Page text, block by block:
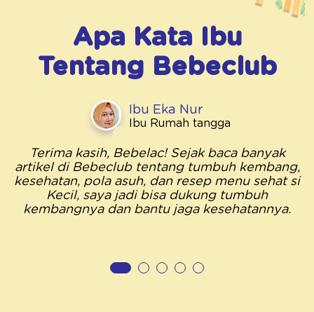
Apa Kata Ibu
Tentang Bebeclub
Ibu Eka Nur
Ibu Rumah tangga
Terima kasih, Bebelac! Sejak baca banyak
artikel di Bebeclub tentang tumbuh kembang,
kesehatan, pola asuh, dan resep menu sehat si
Kecil, saya jadi bisa dukung tumbuh
kembangnya dan bantu jaga kesehatannya.